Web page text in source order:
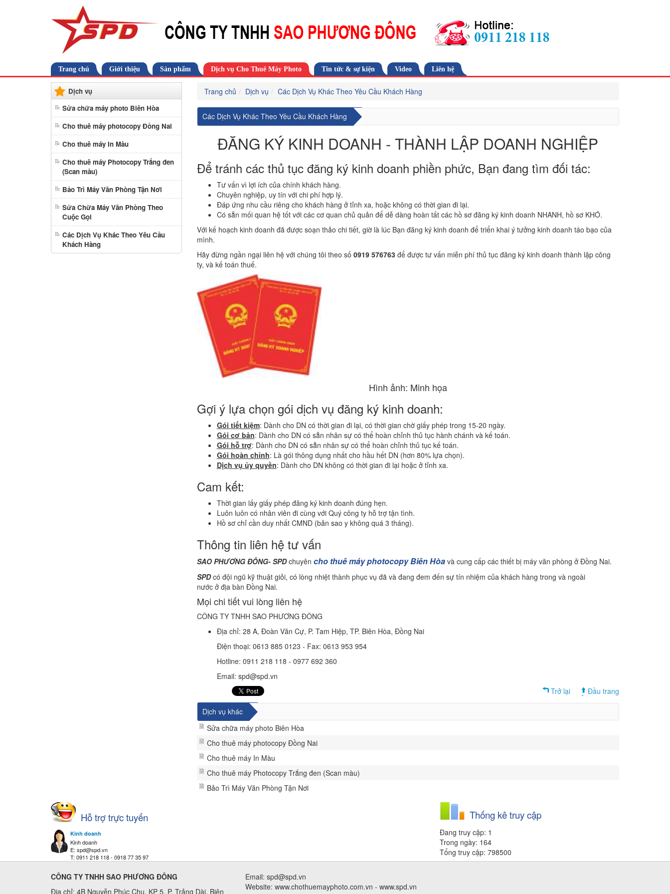
Trang chủ Giới thiệu Sản phẩm Dịch vụ Cho Thuê Máy Photo Tin tức & sự kiện Video Liên hệ
Dịch vụ
Sửa chữa máy photo Biên Hòa
Cho thuê máy photocopy Đồng Nai
Cho thuê máy In Màu
Cho thuê máy Photocopy Trắng đen
(Scan màu)
Bảo Trì Máy Văn Phòng Tận Nơi
Sửa Chữa Máy Văn Phòng Theo
Cuộc Gọi
Các Dịch Vụ Khác Theo Yêu Cầu
Khách Hàng
Trang chủ Dịch vụ Các Dịch Vụ Khác Theo Yêu Cầu Khách Hàng
Các Dịch Vụ Khác Theo Yêu Cầu Khách Hàng
ĐĂNG KÝ KINH DOANH - THÀNH LẬP DOANH NGHIỆP
Để tránh các thủ tục đăng ký kinh doanh phiền phức, Bạn đang tìm đối tác:
Tư vấn vì lợi ích của chính khách hàng.
Chuyên nghiệp, uy tín với chi phí hợp lý.
Đáp ứng nhu cầu riêng cho khách hàng ở tỉnh xa, hoặc không có thời gian đi lại.
Có sẵn mối quan hệ tốt với các cơ quan chủ quản để dễ dàng hoàn tất các hồ sơ đăng ký kinh doanh NHANH, hồ sơ KHÓ.
Với kế hoạch kinh doanh đã được soạn thảo chi tiết, giờ là lúc Bạn đăng ký kinh doanh để triển khai ý tưởng kinh doanh táo bạo của
mình.
Hãy đừng ngần ngại liên hệ với chúng tôi theo số 0919 576763để được tư vấn miễn phí thủ tục đăng ký kinh doanh thành lập công
ty, và kế toán thuế.
Hình ảnh: Minh họa
Gợi ý lựa chọn gói dịch vụ đăng ký kinh doanh:
Gói tiết kiệm: Dành cho DN có thời gian đi lại, có thời gian chờ giấy phép trong 15-20 ngày.
Gói cơ bản: Dành cho DN có sẵn nhân sự có thể hoàn chỉnh thủ tục hành chánh và kế toán.
Gói hỗ trợ: Dành cho DN có sẵn nhân sự có thể hoàn chỉnh thủ tục kế toán.
Gói hoàn chỉnh: Là gói thông dụng nhất cho hầu hết DN (hơn 80% lựa chọn).
Dịch vụ ủy quyền: Dành cho DN không có thời gian đi lại hoặc ở tỉnh xa.
Cam kết:
Thời gian lấy giấy phép đăng ký kinh doanh đúng hẹn.
Luôn luôn có nhân viên đi cùng với Quý công ty hỗ trợ tận tình.
Hồ sơ chỉ cần duy nhất CMND (bản sao y không quá 3 tháng).
Thông tin liên hệ tư vấn
SAO PHƯƠNG ĐÔNG- SPDchuyên cho thuê máy photocopy Biên Hòavà cung cấp các thiết bị máy văn phòng ở Đồng Nai.
SPDcó đội ngũ kỹ thuật giỏi, có lòng nhiệt thành phục vụ đã và đang đem đến sự tín nhiệm của khách hàng trong và ngoài
nước ở địa bàn Đồng Nai.
Mọi chi tiết vui lòng liên hệ
CÔNG TY TNHH SAO PHƯƠNG ĐÔNG
Địa chỉ: 28 A, Đoàn Văn Cự, P. Tam Hiệp, TP. Biên Hòa, Đồng Nai
Điện thoại: 0613 885 0123 - Fax: 0613 953 954
Hotline: 0911 218 118 - 0977 692 360
Email: spd@spd.vn
Trở lại
Đầu trang
Dịch vụ khác
Sửa chữa máy photo Biên Hòa
Cho thuê máy photocopy Đồng Nai
Cho thuê máy In Màu
Cho thuê máy Photocopy Trắng đen (Scan màu)
Bảo Trì Máy Văn Phòng Tận Nơi
Hỗ trợ trực tuyến
Kinh doanh
Kinh doanh
E: spd@spd.vn
T: 0911 218 118 - 0918 77 35 97
Thống kê truy cập
Đang truy cập: 1
Trong ngày: 164
Tổng truy cập: 798500
CÔNG TY TNHH SAO PHƯƠNG ĐÔNG
Địa chỉ: 4B Nguyễn Phúc Chu, KP 5, P. Trảng Dài, Biên
Email: spd@spd.vn
Website: www.chothuemayphoto.com.vn - www.spd.vn